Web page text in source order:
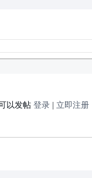
以发帖 登录| 立即注册